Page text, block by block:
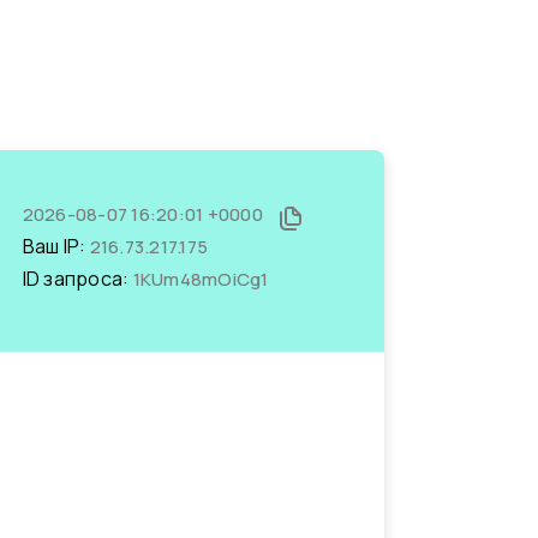
2026-08-07 16:20:01 +0000
Ваш IP: 216.73.217.175
ID запроса: 1KUm48mOiCg1